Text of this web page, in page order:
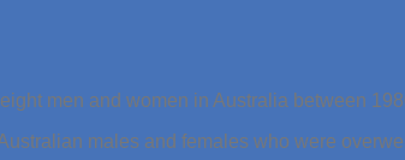
men and women in Australia between
males and females who were